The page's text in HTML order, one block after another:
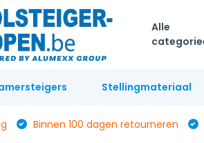
Alle
Stellingmateriaal
Binnen 100 dagen retourneren